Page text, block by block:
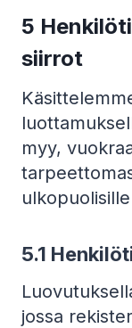
5
siirrot
myy,
5.1
jossa